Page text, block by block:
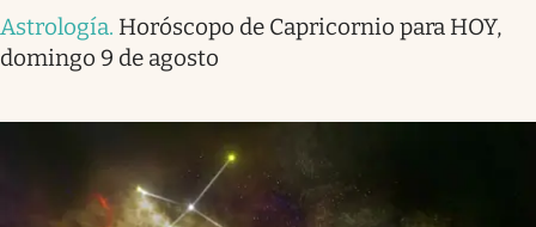
Astrología. Horóscopo de Capricornio para HOY,
domingo 9 de agosto